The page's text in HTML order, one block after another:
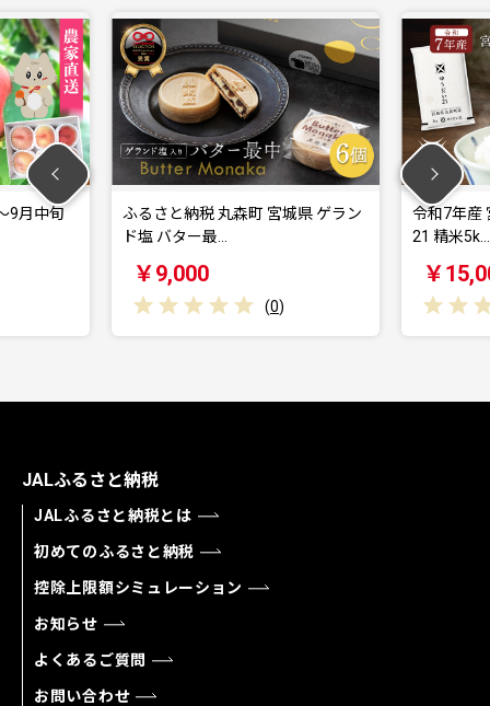
税 丸森町 宮城県 ゲラン
令和7年産 宮城県丸森町産 ゆうだい
JALふるさと納税
JALふるさと納税とは
初めてのふるさと納税
控除上限額シミュレーション
お知らせ
よくあるご質問
お問い合わせ